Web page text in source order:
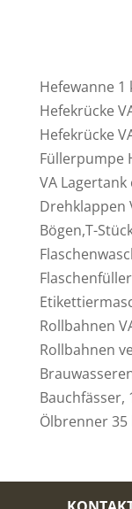
Hefewanne 1
Hefekrücke
Hefekrücke
Füllerpumpe
VA Lagertank
Drehklappen
Bögen,T-
Rollbahnen
Rollbahnen
Bauchfässer,
Ölbrenner 35